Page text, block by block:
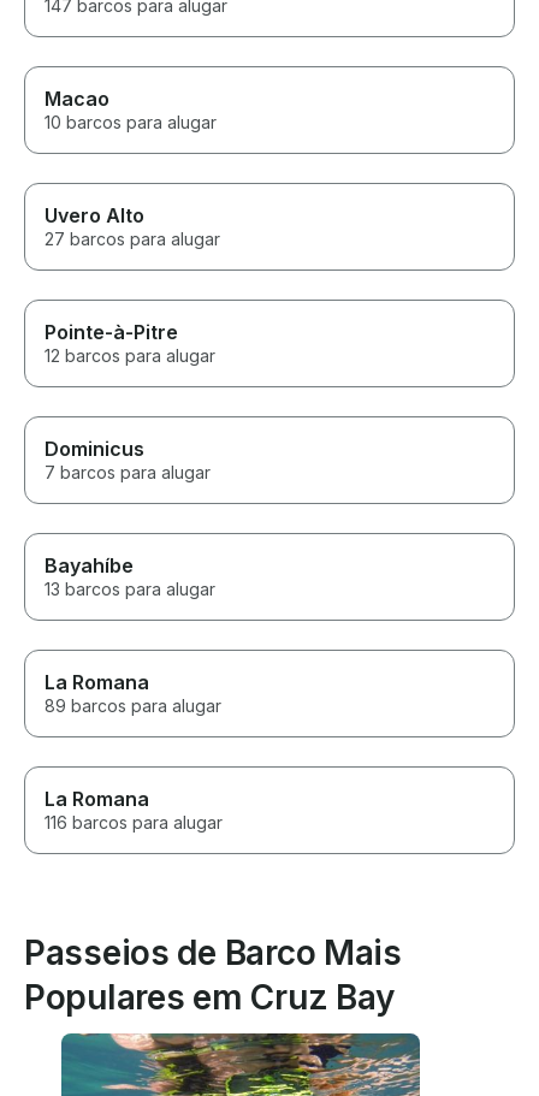
147 barcos para alugar
Macao
10 barcos para alugar
Uvero Alto
27 barcos para alugar
Pointe-à-Pitre
12 barcos para alugar
Dominicus
7 barcos para alugar
Bayahíbe
13 barcos para alugar
La Romana
89 barcos para alugar
La Romana
116 barcos para alugar
Passeios de Barco Mais
Populares em Cruz Bay